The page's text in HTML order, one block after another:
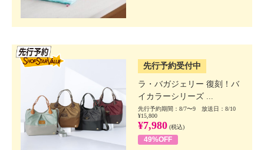
先行予約受付中
ラ・バガジェリー 復刻！バ
イカラーシリーズ ...
先行予約期間：8/7〜9 放送日：8/10
¥15,800
¥7,980 (税込)
49%OFF